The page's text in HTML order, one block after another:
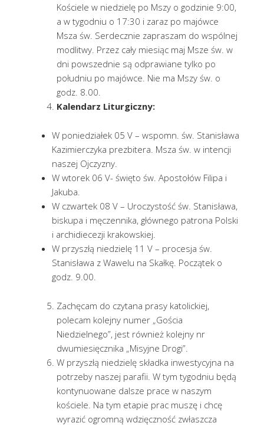
Kościele w niedzielę po Mszy o godzinie 9:00,
a w tygodniu o 17:30 i zaraz po majówce
Msza św. Serdecznie zapraszam do wspólnej
modlitwy. Przez cały miesiąc maj Msze św. w
dni powszednie są odprawiane tylko po
południu po majówce. Nie ma Mszy św. o
godz. 8.00.
Kalendarz Liturgiczny:
W poniedziałek 05 V – wspomn. św. Stanisława
Kazimierczyka prezbitera. Msza św. w intencji
naszej Ojczyzny.
W wtorek 06 V- święto św. Apostołów Filipa i
Jakuba.
W czwartek 08 V – Uroczystość św. Stanisława,
biskupa i męczennika, głównego patrona Polski
i archidiecezji krakowskiej.
W przyszłą niedzielę 11 V – procesja św.
Stanisława z Wawelu na Skałkę. Początek o
godz. 9.00.
Zachęcam do czytana prasy katolickiej,
polecam kolejny numer „Gościa
Niedzielnego”, jest również kolejny nr
dwumiesięcznika „Misyjne Drogi”.
W przyszłą niedzielę składka inwestycyjna na
potrzeby naszej parafii. W tym tygodniu będą
kontynuowane dalsze prace w naszym
kościele. Na tym etapie prac muszę i chcę
wyrazić ogromną wdzięczność zwłaszcza